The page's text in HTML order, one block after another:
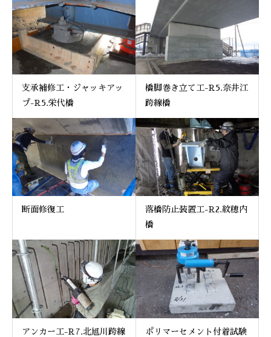
支承補修工・ジャッキアッ
プ-R5.栄代橋
橋脚巻き立て工-R5.奈井江
跨線橋
断面修復工
落橋防止装置工-R2.紋穂内
橋
アンカー工-R7.北旭川跨線
ポリマーセメント付着試験